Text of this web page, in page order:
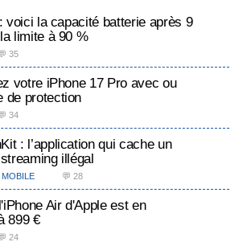
voici la capacité batterie après 9
limite à 90 %
35
votre iPhone 17 Pro avec ou
de protection
34
: l’application qui cache un
illégal
MOBILE 💬 28
Air d'Apple est en
899 €
24